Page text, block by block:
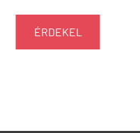
ÉRDEKEL